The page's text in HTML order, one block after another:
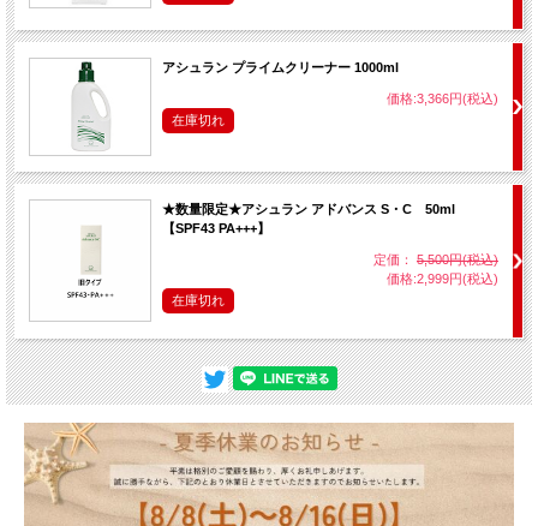
アシュラン プライムクリーナー 1000ml
価格:3,366円(税込)
在庫切れ
★数量限定★アシュラン アドバンス S・C 50ml
【SPF43 PA+++】
定価： 5,500円(税込)
価格:2,999円(税込)
在庫切れ